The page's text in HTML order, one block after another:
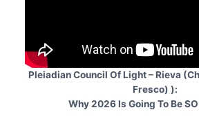
Pleiadian Council Of Light – Rieva
Fresco) ):
Why 2026 Is Going To Be